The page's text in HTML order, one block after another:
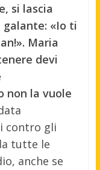
si lascia
galante: «Io ti
Maria
devi
non la vuole
contro gli
tutte le
anche se